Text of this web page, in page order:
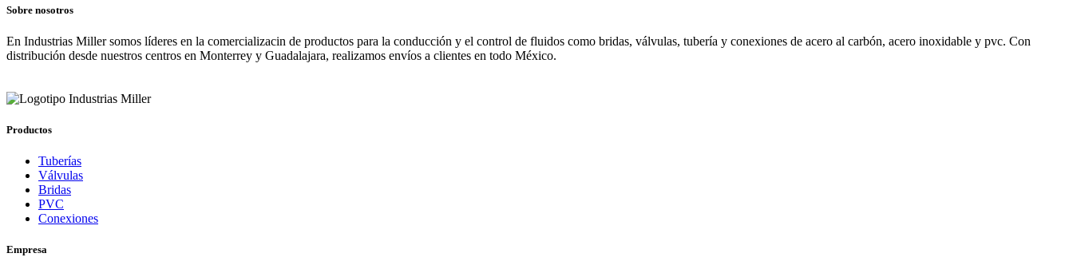
Sobre nosotros
En Industrias Miller somos líderes en la comercializacin de productos para la conducción y el control de fluidos como bridas, válvulas, tubería y conexiones de acero al carbón, acero inoxidable y pvc. Con
distribución desde nuestros centros en Monterrey y Guadalajara, realizamos envíos a clientes en todo México.
Productos
Tuberías
Válvulas
Bridas
PVC
Conexiones
Empresa